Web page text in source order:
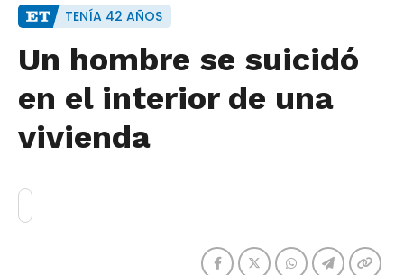
TENÍA 42 AÑOS
Un hombre se suicidó
en el interior de una
vivienda